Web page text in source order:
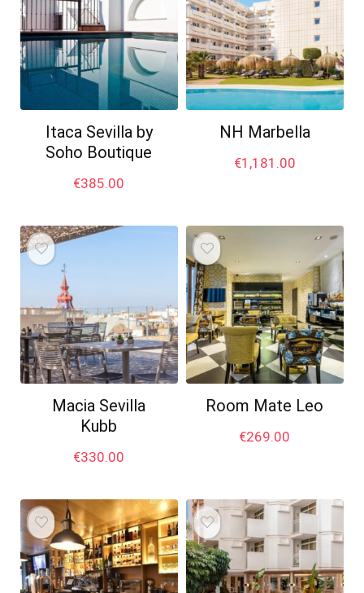
Itaca Sevilla by
Soho Boutique
€385.00
NH Marbella
€1,181.00
Macia Sevilla
Kubb
€330.00
Room Mate Leo
€269.00